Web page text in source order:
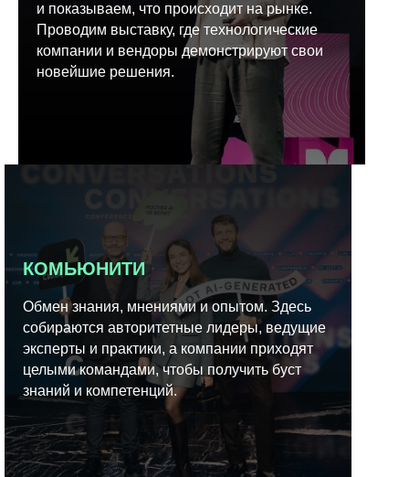
и показываем, что происходит на рынке.
Проводим выставку, где технологические
компании и вендоры демонстрируют свои
новейшие решения.
КОМЬЮНИТИ
Обмен знания, мнениями и опытом. Здесь
собираются авторитетные лидеры, ведущие
эксперты и практики, а компании приходят
целыми командами, чтобы получить буст
знаний и компетенций.
КУПИТЬ ЗАПИСИ